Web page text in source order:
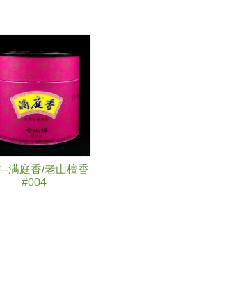
满庭香/老山檀香
#004